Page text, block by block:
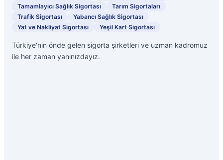
Tamamlayıcı Sağlık Sigortası
Tarım Sigortaları
Trafik Sigortası
Yabancı Sağlık Sigortası
Yat ve Nakliyat Sigortası
Yeşil Kart Sigortası
Türkiye'nin önde gelen sigorta şirketleri ve uzman kadromuz
ile her zaman yanınızdayız.